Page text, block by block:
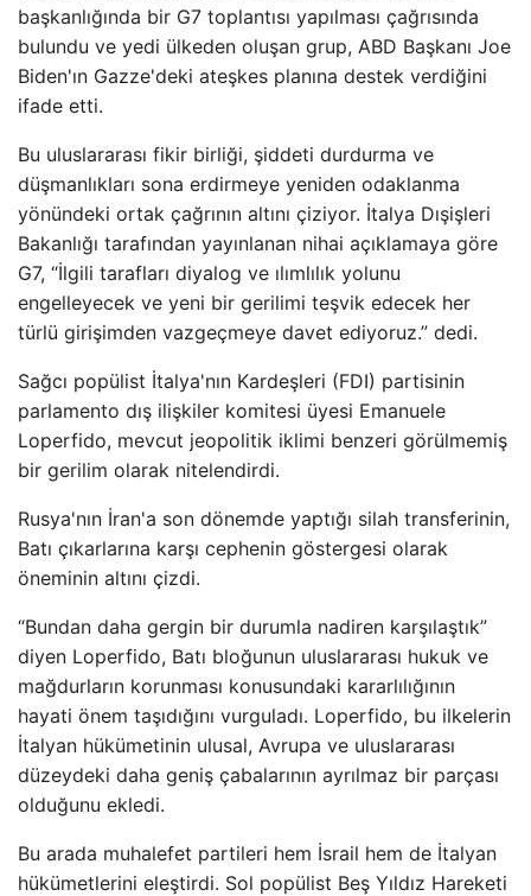
başkanlığında bir G7 toplantısı yapılması çağrısında
bulundu ve yedi ülkeden oluşan grup, ABD Başkanı Joe
Biden'ın Gazze'deki ateşkes planına destek verdiğini
ifade etti.
Bu uluslararası fikir birliği, şiddeti durdurma ve
düşmanlıkları sona erdirmeye yeniden odaklanma
yönündeki ortak çağrının altını çiziyor. İtalya Dışişleri
Bakanlığı tarafından yayınlanan nihai açıklamaya göre
G7, “İlgili tarafları diyalog ve ılımlılık yolunu
engelleyecek ve yeni bir gerilimi teşvik edecek her
türlü girişimden vazgeçmeye davet ediyoruz.” dedi.
Sağcı popülist İtalya'nın Kardeşleri (FDI) partisinin
parlamento dış ilişkiler komitesi üyesi Emanuele
Loperfido, mevcut jeopolitik iklimi benzeri görülmemiş
bir gerilim olarak nitelendirdi.
Rusya'nın İran'a son dönemde yaptığı silah transferinin,
Batı çıkarlarına karşı cephenin göstergesi olarak
öneminin altını çizdi.
“Bundan daha gergin bir durumla nadiren karşılaştık”
diyen Loperfido, Batı bloğunun uluslararası hukuk ve
mağdurların korunması konusundaki kararlılığının
hayati önem taşıdığını vurguladı. Loperfido, bu ilkelerin
İtalyan hükümetinin ulusal, Avrupa ve uluslararası
düzeydeki daha geniş çabalarının ayrılmaz bir parçası
olduğunu ekledi.
Bu arada muhalefet partileri hem İsrail hem de İtalyan
hükümetlerini eleştirdi. Sol popülist Beş Yıldız Hareketi